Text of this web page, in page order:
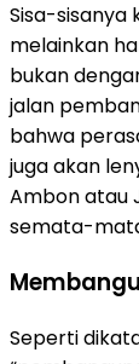
Sisa-sisanya
melainkan
bukan
jalan
bahwa
juga akan
Ambon atau
semata-mata
Seperti